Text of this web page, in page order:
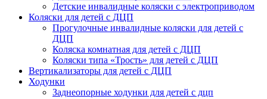
Детские инвалидные коляски с электроприводом
Коляски для детей с ДЦП
Прогулочные инвалидные коляски для детей с
ДЦП
Коляска комнатная для детей с ДЦП
Коляски типа «Трость» для детей с ДЦП
Вертикализаторы для детей с ДЦП
Ходунки
Заднеопорные ходунки для детей с дцп